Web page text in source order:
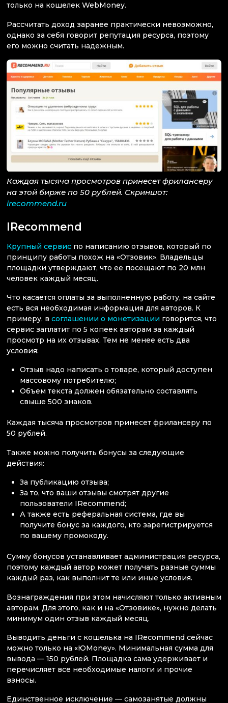
только на кошелек WebMoney.
Рассчитать доход заранее практически невозможно,
однако за себя говорит репутация ресурса, поэтому
его можно считать надежным.
Каждая тысяча просмотров принесет фрилансеру
на этой бирже по 50 рублей. Скриншот:
irecommend.ru
IRecommend
Крупный сервис по написанию отзывов, который по
принципу работы похож на «Отзовик». Владельцы
площадки утверждают, что ее посещают по 20 млн
человек каждый месяц.
Что касается оплаты за выполненную работу, на сайте
есть вся необходимая информация для авторов. К
примеру, в соглашении о монетизации говорится, что
сервис заплатит по 5 копеек авторам за каждый
просмотр на их отзывах. Тем не менее есть два
условия:
Отзыв надо написать о товаре, который доступен
массовому потребителю;
Объем текста должен обязательно составлять
свыше 500 знаков.
Каждая тысяча просмотров принесет фрилансеру по
50 рублей.
Также можно получить бонусы за следующие
действия:
За публикацию отзыва;
За то, что ваши отзывы смотрят другие
пользователи IRecommend;
А также есть реферальная система, где вы
получите бонус за каждого, кто зарегистрируется
по вашему промокоду.
Сумму бонусов устанавливает администрация ресурса,
поэтому каждый автор может получать разные суммы
каждый раз, как выполнит те или иные условия.
Вознаграждения при этом начисляют только активным
авторам. Для этого, как и на «Отзовике», нужно делать
минимум один отзыв каждый месяц.
Выводить деньги с кошелька на IRecommend сейчас
можно только на «ЮMoney». Минимальная сумма для
вывода — 150 рублей. Площадка сама удерживает и
перечисляет все необходимые налоги и прочие
взносы.
Единственное исключение — самозанятые должны